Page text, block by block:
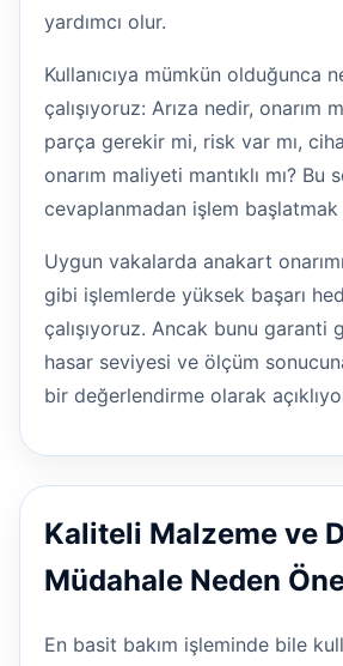
yardımcı olur.
Kullanıcıya mümkün olduğunca
çalışıyoruz: Arıza nedir, onarım
parça gerekir mi, risk var mı,
onarım maliyeti mantıklı mı? Bu
cevaplanmadan işlem
Uygun vakalarda anakart onarımı
gibi işlemlerde yüksek başarı
çalışıyoruz. Ancak bunu garanti
hasar seviyesi ve ölçüm
bir değerlendirme olarak
Kaliteli Malzeme ve
Müdahale Neden
En basit bakım işleminde bile